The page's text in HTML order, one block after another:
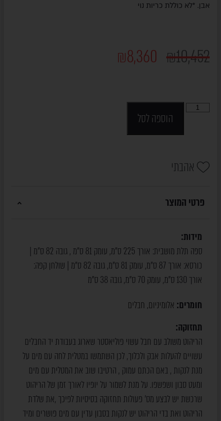
אבן. *לא כוללת כריות נוי
₪10,452
₪8,360
הוספה לסל
אהבתי
פרטי המוצר
מידות:
ספה תלת מושבית: אורך 225 ס"מ, עומק 81 ס"מ , גובה 82 ס"מ |
כורסא: אורך 87 ס"מ, עומק 81 ס"מ, גובה 82 ס"מ | שולחן קפה:
אורך 130 ס"מ, עומק 70 ס"מ, גובה 38 ס"מ
חומרים: אלומיניום, חבלים
תחזוקה:
הריהוט משולב עם חבל עשוי פוליאסטר שארוג בעבודת יד החבלים
עשויים להעלות אבק ולכלוך, לכן השתמשו במטלית לחה עם מים על
מנת לנקות , באם הכתם עמוק , הרטיבו שוב את המטלית עם מים
ומעט סבון ושפשפו. על מנת לשמור על יופיו לאורך זמן של הריהוט
שרכשת יש לבצע מס' פעולות תחזוקה בסיסיות לפיכך ,את שלדת
הריהוט ואת בדי הריהוט יש לנקות בסבון עדין עם מים פושרים ומיד